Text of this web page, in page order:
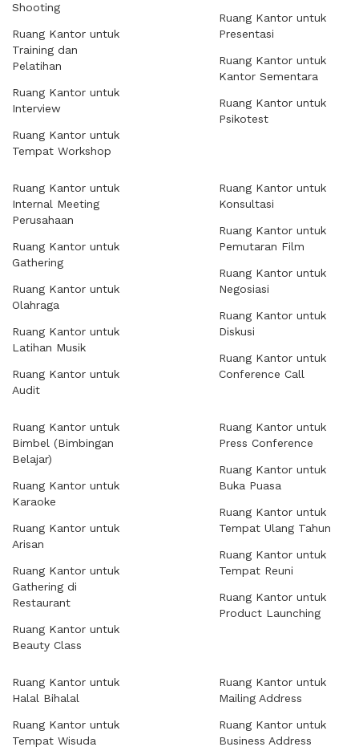
Shooting
Ruang Kantor untuk
Training dan
Pelatihan
Ruang Kantor untuk
Interview
Ruang Kantor untuk
Tempat Workshop
Ruang Kantor untuk
Presentasi
Ruang Kantor untuk
Kantor Sementara
Ruang Kantor untuk
Psikotest
Ruang Kantor untuk
Internal Meeting
Perusahaan
Ruang Kantor untuk
Gathering
Ruang Kantor untuk
Olahraga
Ruang Kantor untuk
Latihan Musik
Ruang Kantor untuk
Audit
Ruang Kantor untuk
Konsultasi
Ruang Kantor untuk
Pemutaran Film
Ruang Kantor untuk
Negosiasi
Ruang Kantor untuk
Diskusi
Ruang Kantor untuk
Conference Call
Ruang Kantor untuk
Bimbel (Bimbingan
Belajar)
Ruang Kantor untuk
Karaoke
Ruang Kantor untuk
Arisan
Ruang Kantor untuk
Gathering di
Restaurant
Ruang Kantor untuk
Beauty Class
Ruang Kantor untuk
Press Conference
Ruang Kantor untuk
Buka Puasa
Ruang Kantor untuk
Tempat Ulang Tahun
Ruang Kantor untuk
Tempat Reuni
Ruang Kantor untuk
Product Launching
Ruang Kantor untuk
Halal Bihalal
Ruang Kantor untuk
Tempat Wisuda
Ruang Kantor untuk
Mailing Address
Ruang Kantor untuk
Business Address